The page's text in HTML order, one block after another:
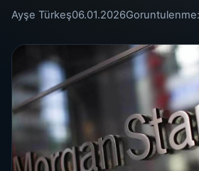
Ayşe Türkeş06.01.2026Goruntulenme: